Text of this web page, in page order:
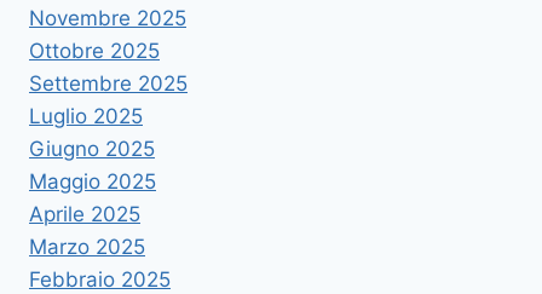
Novembre 2025
Ottobre 2025
Settembre 2025
Luglio 2025
Giugno 2025
Maggio 2025
Aprile 2025
Marzo 2025
Febbraio 2025